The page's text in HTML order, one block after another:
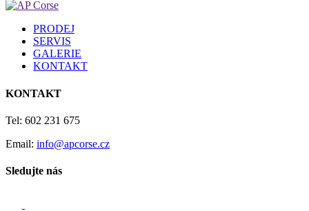
PRODEJ
SERVIS
GALERIE
KONTAKT
KONTAKT
Tel: 602 231 675
Email: info@apcorse.cz
Sledujte nás